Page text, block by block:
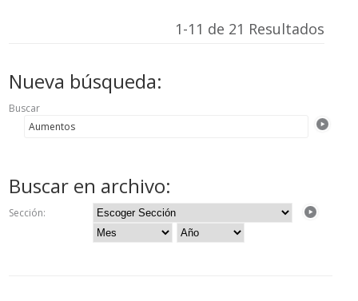
1-11 de 21 Resultados
Nueva búsqueda:
Buscar
Buscar en archivo:
Sección: